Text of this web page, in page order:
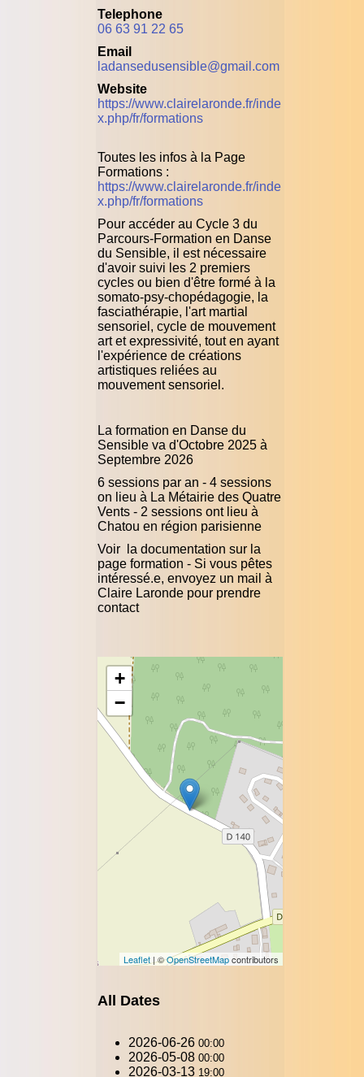
Telephone
06 63 91 22 65
Email
ladansedusensible@gmail.com
Website
https://www.clairelaronde.fr/inde
x.php/fr/formations
Toutes les infos à la Page
Formations :
https://www.clairelaronde.fr/inde
x.php/fr/formations
Pour accéder au Cycle 3 du
Parcours-Formation en Danse
du Sensible, il est nécessaire
d'avoir suivi les 2 premiers
cycles ou bien d'être formé à la
somato-psy-chopédagogie, la
fasciathérapie, l'art martial
sensoriel, cycle de mouvement
art et expressivité, tout en ayant
l'expérience de créations
artistiques reliées au
mouvement sensoriel.
La formation en Danse du
Sensible va d'Octobre 2025 à
Septembre 2026
6 sessions par an - 4 sessions
on lieu à La Métairie des Quatre
Vents - 2 sessions ont lieu à
Chatou en région parisienne
Voir la documentation sur la
page formation - Si vous pêtes
intéressé.e, envoyez un mail à
Claire Laronde pour prendre
contact
+
−
Leaflet| ©OpenStreetMapcontributors
All Dates
2026-06-26 00:00
2026-05-08 00:00
2026-03-13 19:00